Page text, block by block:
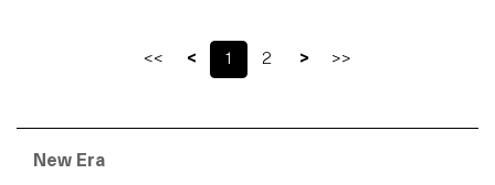
<< < 1 2 > >>
New Era